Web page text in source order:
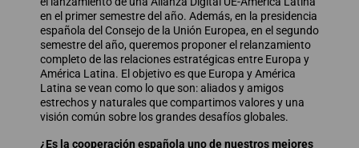
en el primer semestre del año. Además, en la presidencia
española del Consejo de la Unión Europea, en el segundo
semestre del año, queremos proponer el relanzamiento
completo de las relaciones estratégicas entre Europa y
América Latina. El objetivo es que Europa y América
Latina se vean como lo que son: aliados y amigos
estrechos y naturales que compartimos valores y una
visión común sobre los grandes desafíos globales.
¿Es la cooperación española uno de nuestros mejores